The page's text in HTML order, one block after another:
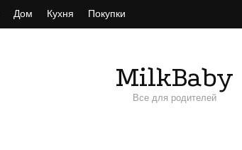
Дом Кухня Покупки
MilkBaby
Все для родителей